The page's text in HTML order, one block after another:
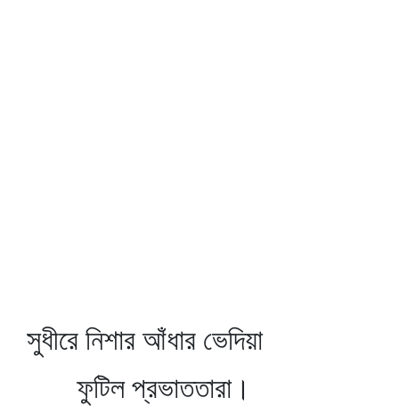
সুধীরে নিশার আঁধার ভেদিয়া
ফুটিল প্রভাততারা।